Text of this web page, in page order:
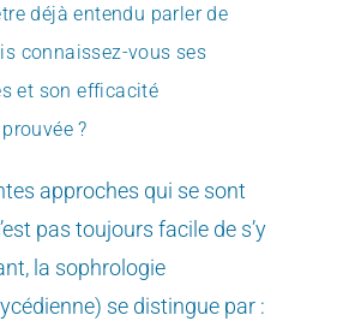
déjà entendu parler de
connaissez-vous ses
et son efficacité
?
approches qui se sont
pas toujours facile de s’y
la sophrologie
se distingue par :